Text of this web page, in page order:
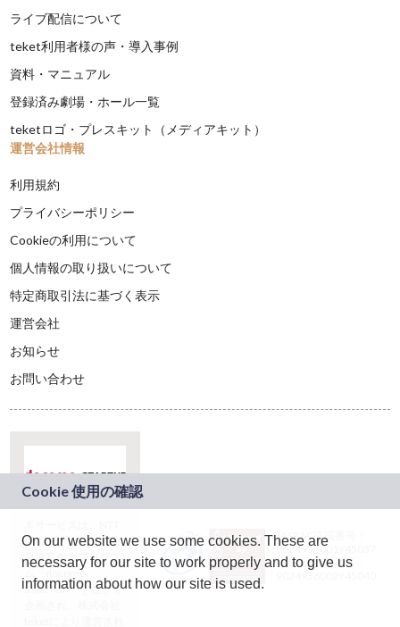
ライブ配信について
teket利用者様の声・導入事例
資料・マニュアル
登録済み劇場・ホール一覧
teketロゴ・プレスキット（メディアキット）
運営会社情報
利用規約
プライバシーポリシー
Cookieの利用について
個人情報の取り扱いについて
特定商取引法に基づく表示
運営会社
お知らせ
お問い合わせ
ドコモグループの新
規事業創出プログラ
ム「docomo
STARTUP」を通じて
JASRAC許諾番号：
9024936001Y45037
JASRAC許諾番号：
On our website we use some cookies. These are
necessary for our site to work properly and to give us
information about how our site is used.